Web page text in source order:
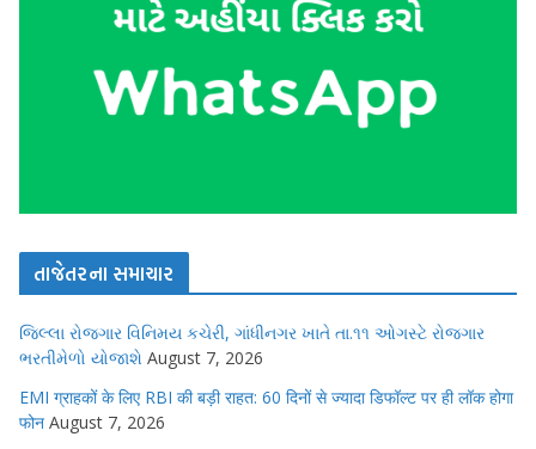
તાજેતરના સમાચાર
જિલ્લા રોજગાર વિનિમય કચેરી, ગાંધીનગર ખાતે તા.૧૧ ઓગસ્ટે રોજગાર
ભરતીમેળો યોજાશે August 7, 2026
EMI ग्राहकों के लिए RBI की बड़ी राहत: 60 दिनों से ज्यादा डिफॉल्ट पर ही लॉक होगा
फोन August 7, 2026